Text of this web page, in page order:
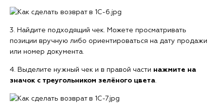
3. Найдите подходящий чек. Можете просматривать
позиции вручную либо ориентироваться на дату продажи
или номер документа.
4. Выделите нужный чек и в правой части нажмите на
значок с треугольником зелёного цвета.